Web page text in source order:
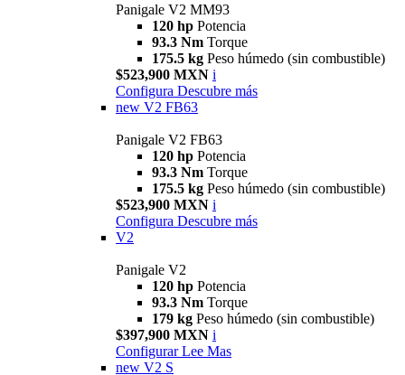
Panigale V2 MM93
120 hp Potencia
93.3 Nm Torque
175.5 kg Peso húmedo (sin combustible)
$523,900 MXN i
Configura Descubre más
new V2 FB63
Panigale V2 FB63
120 hp Potencia
93.3 Nm Torque
175.5 kg Peso húmedo (sin combustible)
$523,900 MXN i
Configura Descubre más
V2
Panigale V2
120 hp Potencia
93.3 Nm Torque
179 kg Peso húmedo (sin combustible)
$397,900 MXN i
Configurar Lee Mas
new V2 S